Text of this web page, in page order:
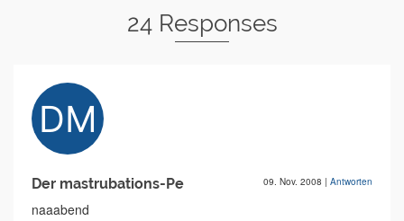
24 Responses
Der mastrubations-Pe 09. Nov. 2008 | Antworten
naaabend